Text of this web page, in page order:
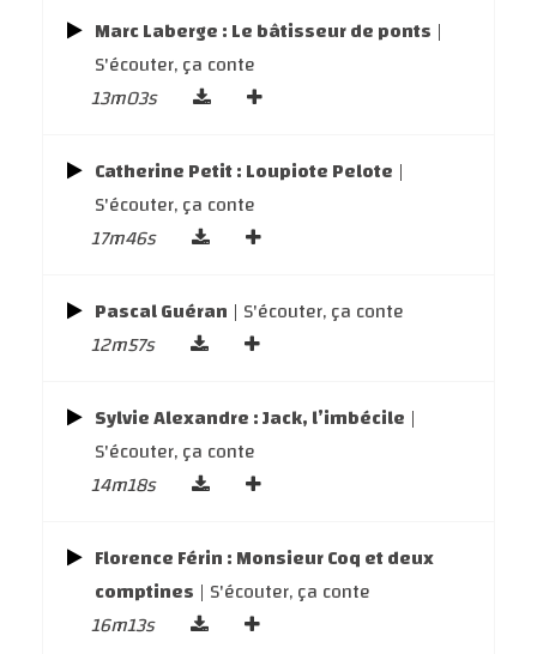
Marc Laberge : Le bâtisseur de ponts |
S'écouter, ça conte
13m03s
Catherine Petit : Loupiote Pelote |
S'écouter, ça conte
17m46s
Pascal Guéran | S'écouter, ça conte
12m57s
Sylvie Alexandre : Jack, l’imbécile |
S'écouter, ça conte
14m18s
Florence Férin : Monsieur Coq et deux
comptines | S'écouter, ça conte
16m13s